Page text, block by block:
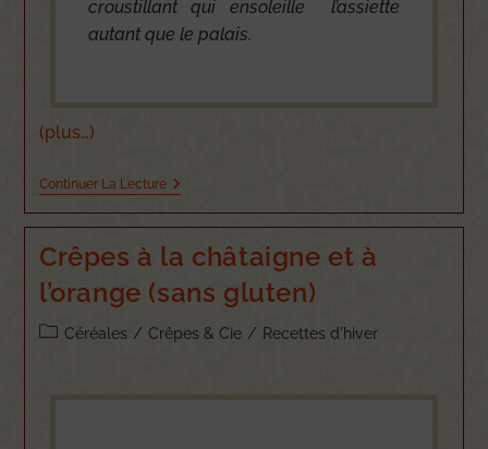
croustillant qui ensoleille l’assiette
autant que le palais.
(plus…)
Continuer La Lecture
Crêpes à la châtaigne et à
l’orange (sans gluten)
Céréales / Crêpes & Cie / Recettes d'hiver